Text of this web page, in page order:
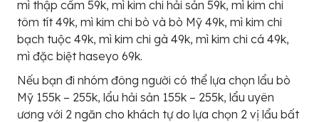
mì thập cẩm 59k, mì kim chi hải sản 59k, mì kim chi
tôm tít 49k, mì kim chi bò và bò Mỹ 49k, mì kim chi
bạch tuộc 49k, mì kim chi gà 49k, mì kim chi cá 49k,
mì đặc biệt haseyo 69k.
Nếu bạn đi nhóm đông người có thể lựa chọn lẩu bò
Mỹ 155k – 255k, lẩu hải sản 155k – 255k, lẩu uyên
ương với 2 ngăn cho khách tự do lựa chọn 2 vị lẩu bất